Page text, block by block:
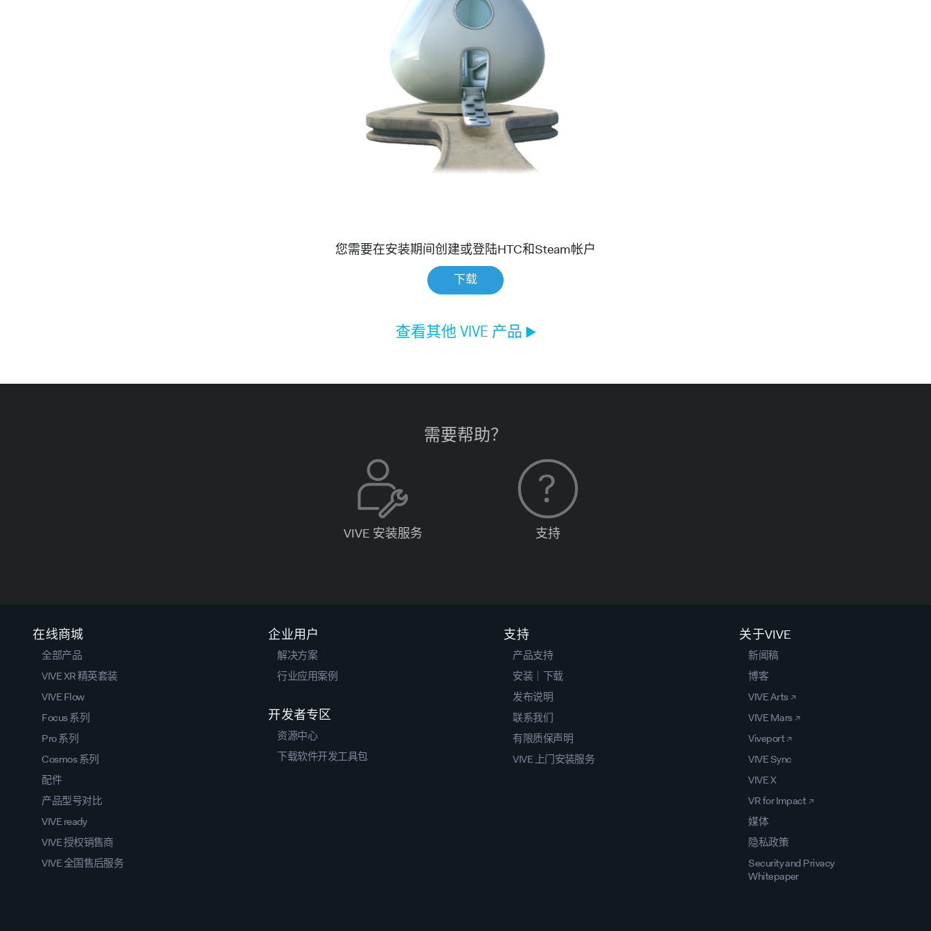
您需要在安装期间创建或登陆HTC和Steam帐户
下载
查看其他 VIVE 产品 ►
需要帮助？
VIVE 安装服务 支持
在线商城
全部产品
VIVE XR 精英套装
VIVE Flow
Focus 系列
Pro 系列
Cosmos 系列
配件
产品型号对比
VIVE ready
VIVE 授权销售商
VIVE 全国售后服务
企业用户
解决方案
行业应用案例
开发者专区
资源中心
下载软件开发工具包
支持
产品支持
安装｜下载
发布说明
联系我们
有限质保声明
VIVE 上门安装服务
关于VIVE
新闻稿
博客
VIVE Arts ↗
VIVE Mars ↗
Viveport ↗
VIVE Sync
VIVE X
VR for Impact ↗
媒体
隐私政策
Security and Privacy
Whitepaper